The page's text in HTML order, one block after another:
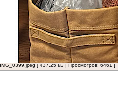
IMG_0399.jpeg [ 437.25 КБ | Просмотров: 6461 ]